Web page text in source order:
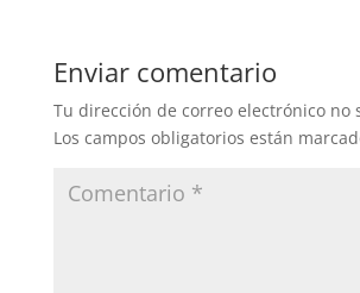
Enviar comentario
Tu dirección de correo electrónico no
Los campos obligatorios están